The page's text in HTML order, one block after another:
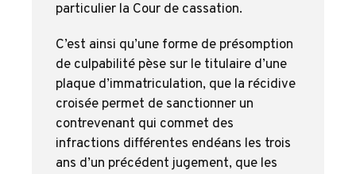
particulier la Cour de cassation.
C’est ainsi qu’une forme de présomption
de culpabilité pèse sur le titulaire d’une
plaque d’immatriculation, que la récidive
croisée permet de sanctionner un
contrevenant qui commet des
infractions différentes endéans les trois
ans d’un précédent jugement, que les